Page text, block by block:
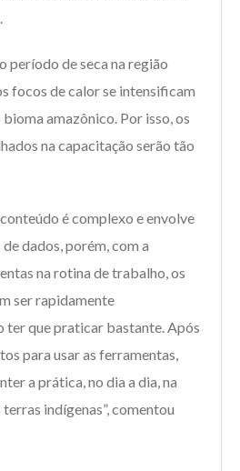
período de seca na região
focos de calor se intensificam
amazônico. Por isso, os
na capacitação serão tão
é complexo e envolve
dados, porém, com a
na rotina de trabalho, os
ser rapidamente
ter que praticar bastante. Após
para usar as ferramentas,
a prática, no dia a dia, na
indígenas”, comentou